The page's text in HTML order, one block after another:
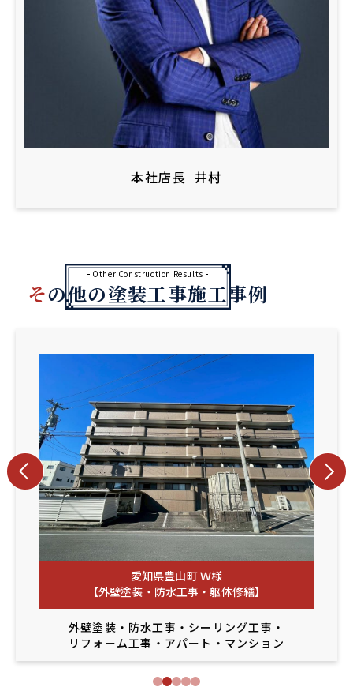
本社店長 井村
Other Construction Results
その他の塗装工事施工事例
愛知県豊山町 Ｗ様
【外壁塗装・防水工事・躯体修繕】
外壁塗装 ・ 防水工事 ・ シーリング工事 ・
リフォーム工事 ・ アパート・マンション